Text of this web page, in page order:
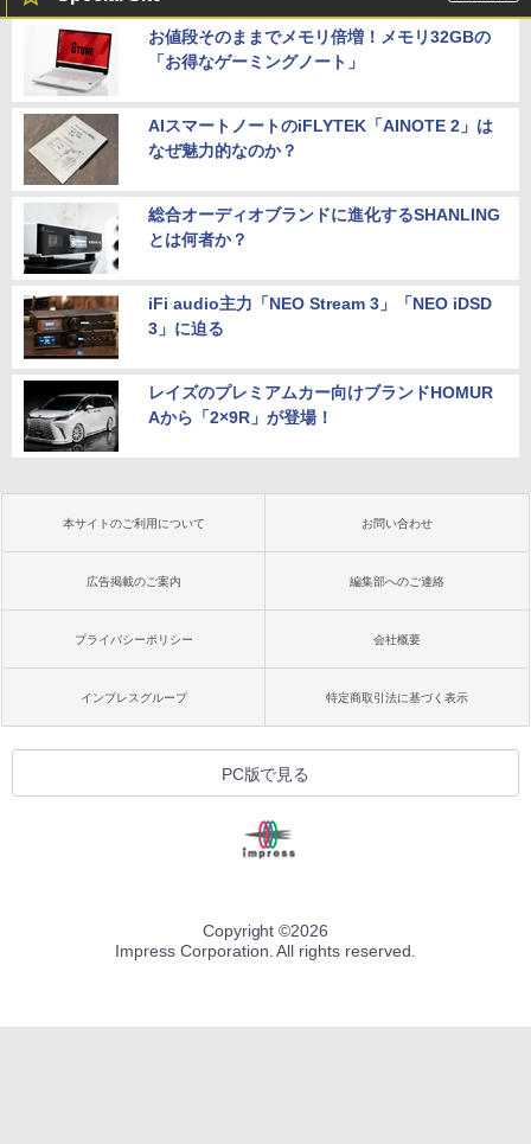
お値段そのままでメモリ倍増！メモリ32GBの
「お得なゲーミングノート」
AIスマートノートのiFLYTEK「AINOTE 2」は
なぜ魅力的なのか？
総合オーディオブランドに進化するSHANLING
とは何者か？
iFi audio主力「NEO Stream 3」「NEO iDSD
3」に迫る
レイズのプレミアムカー向けブランドHOMUR
Aから「2×9R」が登場！
本サイトのご利用について お問い合わせ
広告掲載のご案内 編集部へのご連絡
プライバシーポリシー 会社概要
インプレスグループ 特定商取引法に基づく表示
PC版で見る
Copyright ©2026
Impress Corporation. All rights reserved.